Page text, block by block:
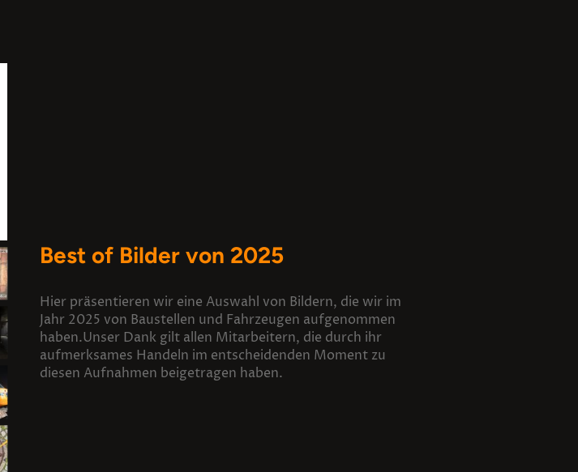
Best of Bilder von 2025
Hier präsentieren wir eine Auswahl von Bildern, die wir im
Jahr 2025 von Baustellen und Fahrzeugen aufgenommen
haben.Unser Dank gilt allen Mitarbeitern, die durch ihr
aufmerksames Handeln im entscheidenden Moment zu
diesen Aufnahmen beigetragen haben.